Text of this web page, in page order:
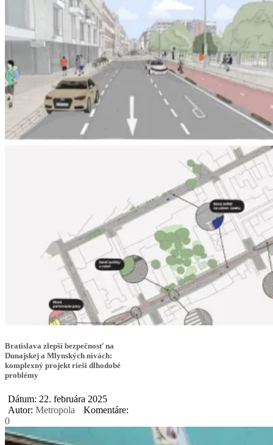
Bratislava zlepší bezpečnosť na
Dunajskej a Mlynských nivách:
komplexný projekt rieši dlhodobé
problémy
Dátum: 22. februára 2025
Autor: Metropola
Komentáre:
0